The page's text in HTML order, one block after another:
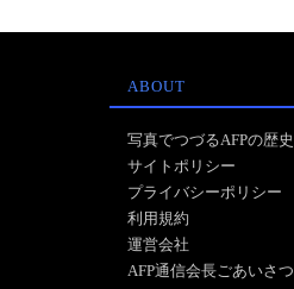
ABOUT
写真でつづるAFPの歴史
サイトポリシー
プライバシーポリシー
利用規約
運営会社
AFP通信会長ごあいさつ